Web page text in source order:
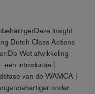
Insight
Dutch Class Actions
Wet afwikkeling
introductie |
van de WAMCA |
onder